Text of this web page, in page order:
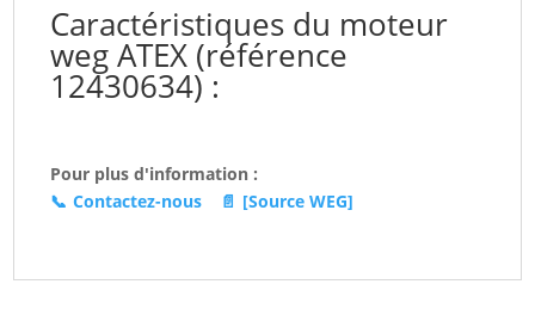
Caractéristiques du moteur
weg ATEX (référence
12430634) :
Pour plus d'information :
📞 Contactez-nous 📄 [Source WEG]